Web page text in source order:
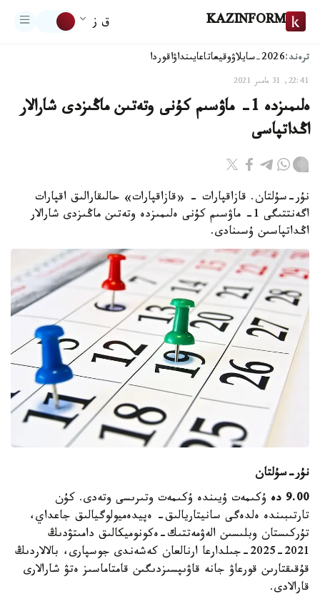
KAZINFORM ق ز
ترەند:2026-سايلاۋ وقيعاتاعايىنداۋاقوردا
22:41, 31 مامىر 2021
ەلىمىزدە 1- ماۋسىم كۇنى وتەتىن ماڭىزدى شارالار
اڭداتپاسى
نۇر-سۇلتان. قازاقپارات - «قازاقپارات» حالىقارالىق اقپارات
اگەنتتىگى 1- ماۋسىم كۇنى ەلىمىزدە وتەتىن ماڭىزدى شارالار
اڭداتپاسىن ۇسىنادى.
نۇر-سۇلتان
9.00 دە
ۇكىمەت ۇيىندە ۇكىمەت وتىرىسى وتەدى. كۇن
تارتىبىندە ەلدەگى سانيتاريالىق- ەپيدەميولوگيالىق جاعداي،
تۇركىستان وبلىسىن الەۋمەتتىك-ەكونوميكالىق دامىتۋدىڭ
2021-2025-جىلدارعا ارنالعان كەشەندى جوسپارى، بالالاردىڭ
قۇقىقتارىن قورعاۋ جانە قاۋىپسىزدىگىن قامتاماسىز ەتۋ شارالارى
قارالادى.